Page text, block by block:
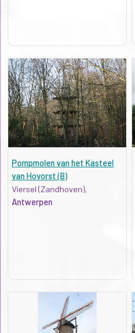
Pompmolen van het Kasteel
van Hovorst (B)
Viersel (Zandhoven),
Antwerpen